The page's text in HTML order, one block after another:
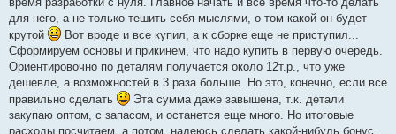
для него, а не только тешить себя мыслями, о том какой он будет
крутой
Вот вроде и все купил, а к сборке еще не приступил...
Сформируем основы и прикинем, что надо купить в первую очередь.
Ориентировочно по деталям получается около 12т.р., что уже
дешевле, а возможностей в 3 раза больше. Но это, конечно, если все
правильно сделать
Эта сумма даже завышена, т.к. детали
закупаю оптом, с запасом, и останется еще много. Но итоговые
расходы посчитаем, а потом, надеюсь сделать какой-нибудь бонус,